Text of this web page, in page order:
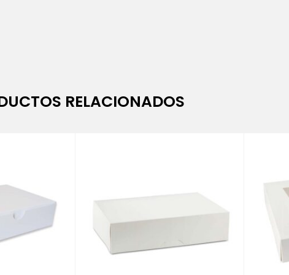
RELACIONADOS